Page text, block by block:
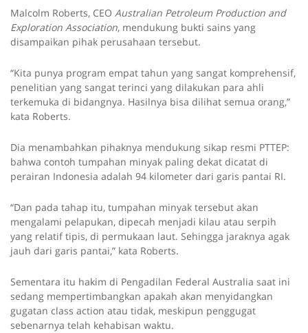
Malcolm Roberts, CEO Australian Petroleum Production and
Exploration Association, mendukung bukti sains yang
disampaikan pihak perusahaan tersebut.
“Kita punya program empat tahun yang sangat komprehensif,
penelitian yang sangat terinci yang dilakukan para ahli
terkemuka di bidangnya. Hasilnya bisa dilihat semua orang,”
kata Roberts.
Dia menambahkan pihaknya mendukung sikap resmi PTTEP:
bahwa contoh tumpahan minyak paling dekat dicatat di
perairan Indonesia adalah 94 kilometer dari garis pantai RI.
“Dan pada tahap itu, tumpahan minyak tersebut akan
mengalami pelapukan, dipecah menjadi kilau atau serpih
yang relatif tipis, di permukaan laut. Sehingga jaraknya agak
jauh dari garis pantai,” kata Roberts.
Sementara itu hakim di Pengadilan Federal Australia saat ini
sedang mempertimbangkan apakah akan menyidangkan
gugatan class action atau tidak, meskipun penggugat
sebenarnya telah kehabisan waktu.